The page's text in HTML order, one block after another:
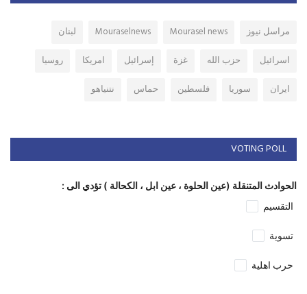
مراسل نيوز Mourasel news
Mouraselnews
لبنان
اسرائيل
حزب الله غزة إسرائيل امريكا
روسيا
ايران
سوريا فلسطين حماس نتنياهو
VOTING POLL
الحوادث المتنقلة (عين الحلوة ، عين ابل ، الكحالة ) تؤدي الى :
التقسيم
تسوية
حرب اهلية